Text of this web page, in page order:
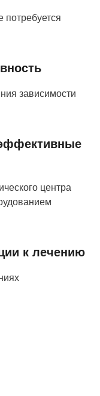
зависимости
центра
к лечению